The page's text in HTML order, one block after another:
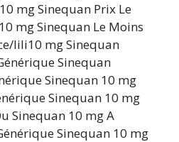
mg Sinequan Prix Le
mg Sinequan Le Moins
lili10 mg Sinequan
Sinequan
Sinequan 10 mg
Sinequan 10 mg
Sinequan 10 mg A
Sinequan 10 mg